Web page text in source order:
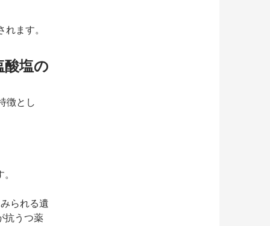
ます。
塩の
徴とし
られる遺
抗うつ薬